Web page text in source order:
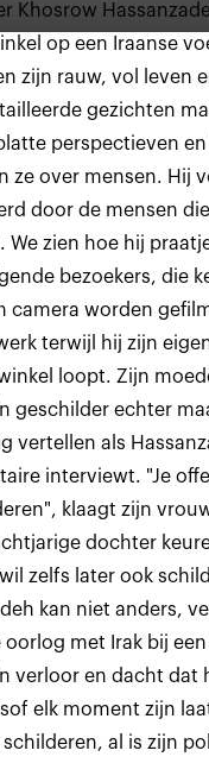
Khosrow
op een Iraanse
zijn rauw, vol leven
gezichten
perspectieven
ze over mensen. Hij
door de mensen
We zien hoe hij
bezoekers, die
camera worden
terwijl hij zijn
loopt. Zijn
geschilder echter
vertellen als
interviewt. "Je
klaagt zijn
dochter
zelfs later ook
kan niet anders,
oorlog met Irak bij
verloor en dacht dat
elk moment zijn
al is zijn